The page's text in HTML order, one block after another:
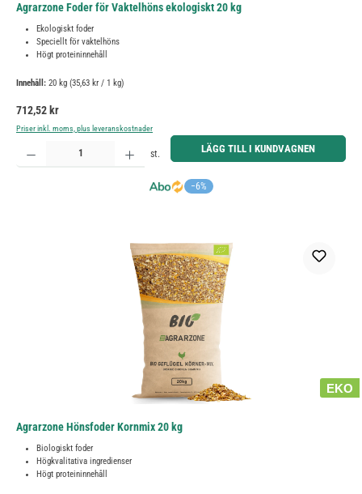
Agrarzone Foder för Vaktelhöns ekologiskt 20 kg
Ekologiskt foder
Speciellt för vaktelhöns
Högt proteininnehåll
Innehåll: 20 kg (35,63 kr / 1 kg)
Ordinarie pris:
712,52 kr
Priser inkl. moms, plus leveranskostnader
−6%
Produktkvantitet: Ange önskat belopp eller använd knapparna för att öka eller minska kvantiteten.
st. LÄGG TILL I KUNDVAGNEN
EKO
Agrarzone Hönsfoder Kornmix 20 kg
Biologiskt foder
Högkvalitativa ingredienser
Högt proteininnehåll